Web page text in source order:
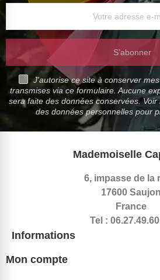
S’abonner
J'autorise ce site à conserver
transmises via ce formulaire. Aucune
sera faite des données conservées.
des données personnelles pour
Mademoiselle
6, impasse de la
17600 Saujon
France
Tel :
Informations
Mon compte